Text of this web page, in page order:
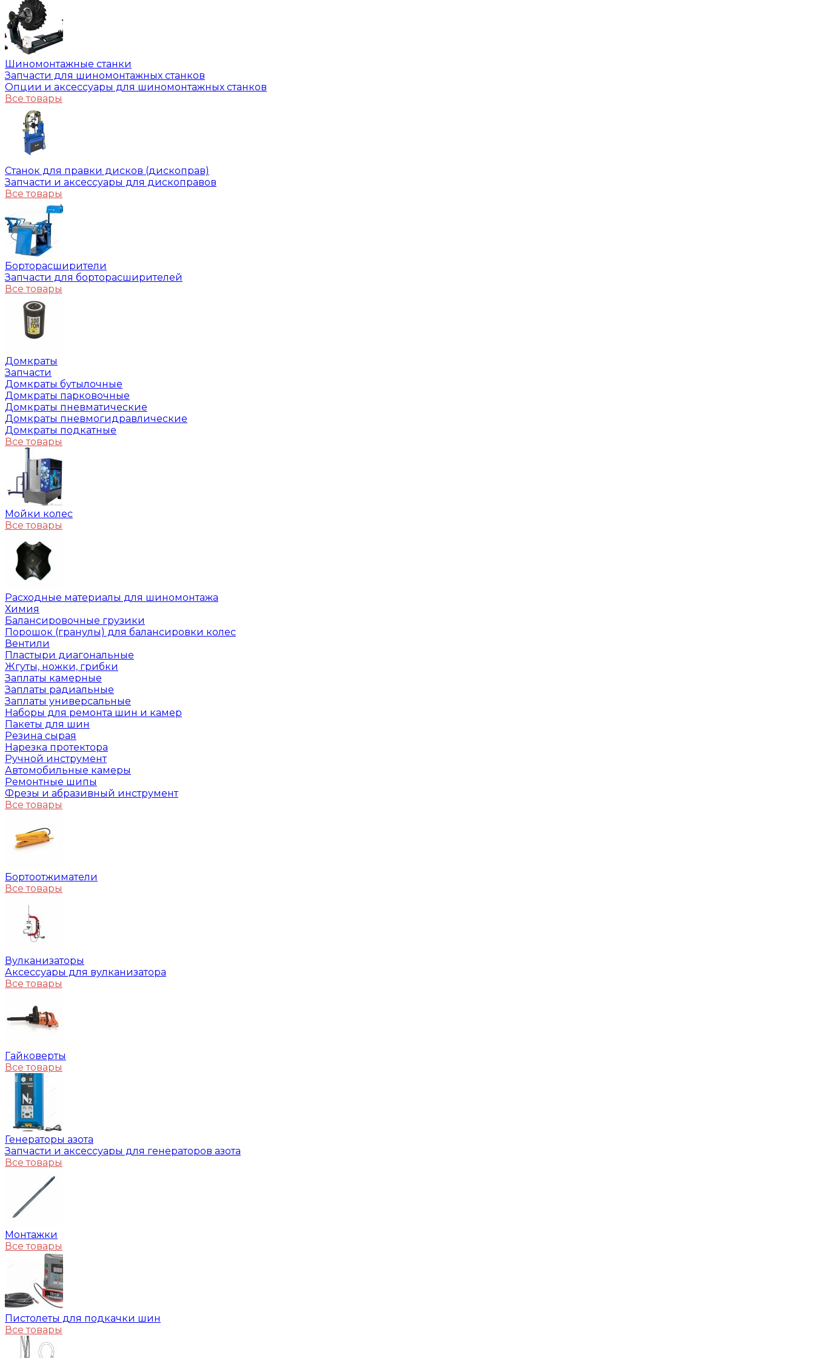
Шиномонтажные станки
Запчасти для шиномонтажных станков
Опции и аксессуары для шиномонтажных станков
Все товары
Станок для правки дисков (дископрав)
Запчасти и аксессуары для дископравов
Все товары
Борторасширители
Запчасти для борторасширителей
Все товары
Домкраты
Запчасти
Домкраты бутылочные
Домкраты парковочные
Домкраты пневматические
Домкраты пневмогидравлические
Домкраты подкатные
Все товары
Мойки колес
Все товары
Расходные материалы для шиномонтажа
Химия
Балансировочные грузики
Порошок (гранулы) для балансировки колес
Вентили
Пластыри диагональные
Жгуты, ножки, грибки
Заплаты камерные
Заплаты радиальные
Заплаты универсальные
Наборы для ремонта шин и камер
Пакеты для шин
Резина сырая
Нарезка протектора
Ручной инструмент
Автомобильные камеры
Ремонтные шипы
Фрезы и абразивный инструмент
Все товары
Бортоотжиматели
Все товары
Вулканизаторы
Аксессуары для вулканизатора
Все товары
Гайковерты
Все товары
Генераторы азота
Запчасти и аксессуары для генераторов азота
Все товары
Монтажки
Все товары
Пистолеты для подкачки шин
Все товары